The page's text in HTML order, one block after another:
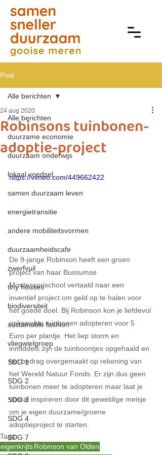
Post
Alle berichten
duurzame economie
duurzaam onderwijs
lokaal voedsel
samen duurzaam leven
energietransitie
andere mobiliteitsvormen
duurzaamheidscafe
zwerfvuil
tiny houses
biodiversiteit
sustainable fashion
vliegwielgroep
SDG 1
SDG 2
SDG 3
SDG 4
SDG 7
Alle berichten
Robinsons tuinbonen-
adoptie-project
24 aug 2020
https://vimeo.com/449662422
De 9-jarige Robinson heeft een groen
project van haar Bussumse
Montessorischool vertaald naar een
inventief project om geld op te halen voor
het goede doel. Bij Robinson kon je liefdevol
opkweekte tuinbonen adopteren voor 5
Euro per plantje. Het liep storm en
inmiddels zijn de tuinboontjes opgehaald en
het bedrag overgemaakt op rekening van
het Wereld Natuur Fonds. Er zijn dus geen
tuinbonen meer te adopteren maar laat je
vooral inspireren door dit geweldige meisje
om je eigen duurzame/groene
adoptieproject te starten.
Tags:
eigenkrijtsRobinson van Olden